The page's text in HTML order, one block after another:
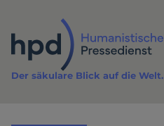
Inhalt
Der säkulare Blick auf die Welt.